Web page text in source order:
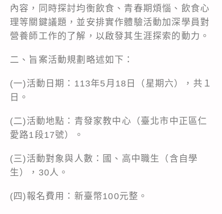
內容，同時探討均衡飲食、青春期煩惱、飲食心
理等關鍵議題，並安排實作體驗活動加深學員對
營養師工作的了解，以啟發其生涯探索的動力。
二、旨案活動規劃略述如下：
(一)活動日期：113年5月18日（星期六），共１
日。
(二)活動地點：青發家教中心（臺北市中正區仁
愛路1段17號）。
(三)活動對象與人數：國、高中職生（含自學
生），30人。
(四)報名費用：新臺幣100元整。